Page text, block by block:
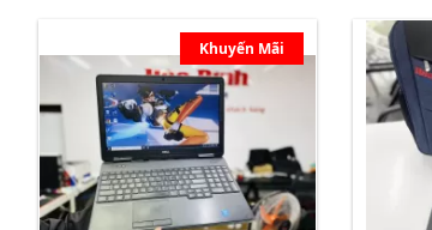
Khuyến Mãi